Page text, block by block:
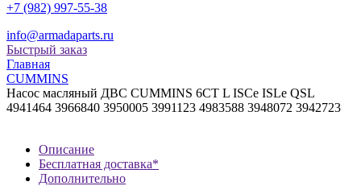
+7 (982) 997-55-38
info@armadaparts.ru
Быстрый заказ
Главная
CUMMINS
Насос масляный ДВС CUMMINS 6CT L ISCe ISLe QSL
4941464 3966840 3950005 3991123 4983588 3948072 3942723
Описание
Бесплатная доставка*
Дополнительно